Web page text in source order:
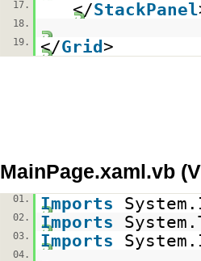
17.
</StackPanel
18.
19.
</Grid>
MainPage.xaml.vb
01. Imports
02. Imports
03. Imports
04.